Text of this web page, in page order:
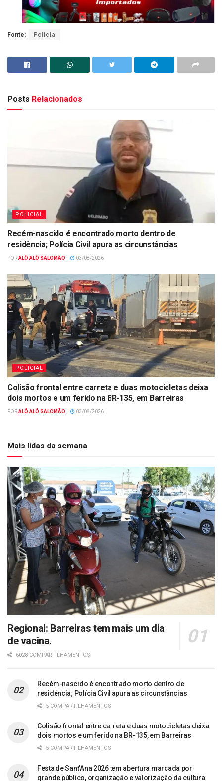
Fonte: Polícia
Posts Relacionados
POLICIAL
Recém-nascido é encontrado morto dentro de
residência; Polícia Civil apura as circunstâncias
PORALÔ ALÔ SALOMÃO 03/08/2026
POLICIAL
Colisão frontal entre carreta e duas motocicletas deixa
dois mortos e um ferido na BR-135, em Barreiras
PORALÔ ALÔ SALOMÃO 03/08/2026
Mais lidas da semana
Regional: Barreiras tem mais um dia
de vacina.
6028 COMPARTILHAMENTOS
Recém-nascido é encontrado morto dentro de
residência; Polícia Civil apura as circunstâncias
5 COMPARTILHAMENTOS
Colisão frontal entre carreta e duas motocicletas deixa
dois mortos e um ferido na BR-135, em Barreiras
5 COMPARTILHAMENTOS
Festa de Sant’Ana 2026 tem abertura marcada por
grande público, organização e valorização da cultura